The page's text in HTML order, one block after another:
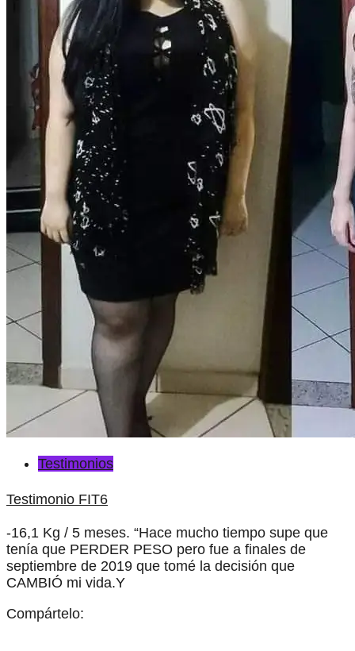
Testimonios
Testimonio FIT6
-16,1 Kg / 5 meses. “Hace mucho tiempo supe que
tenía que PERDER PESO pero fue a finales de
septiembre de 2019 que tomé la decisión que
CAMBIÓ mi vida.Y
Compártelo: